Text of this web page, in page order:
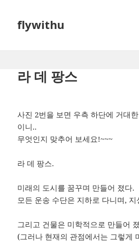
flywithu
라 데 팡스
사진 2번을 보면 우측 하단에 거대한
이니..
무엇인지 맞추어 보세요!~~~
라 데 팡스.
미래의 도시를 꿈꾸며 만들어 졌다.
모든 운송 수단은 지하로 다니며,
그리고 건물은 미학적으로 만들어
(그러나 현재의 관점에서는 그렇게